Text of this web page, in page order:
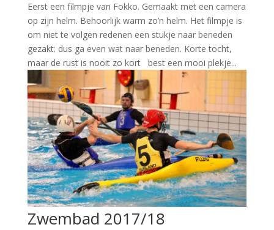
Eerst een filmpje van Fokko. Gemaakt met een camera
op zijn helm. Behoorlijk warm zo’n helm. Het filmpje is
om niet te volgen redenen een stukje naar beneden
gezakt: dus ga even wat naar beneden. Korte tocht,
maar de rust is nooit zo kort best een mooi plekje...
Zwembad 2017/18